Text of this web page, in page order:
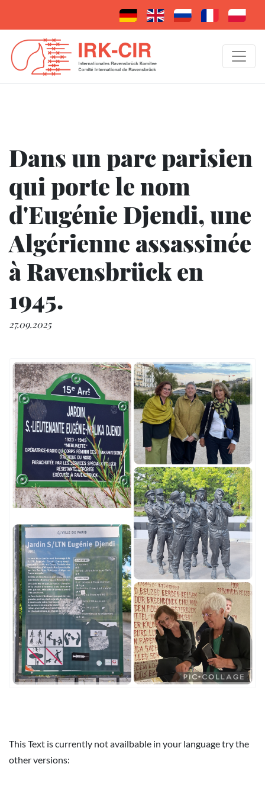
Dans un parc parisien
qui porte le nom
d'Eugénie Djendi, une
Algérienne assassinée
à Ravensbrück en
1945.
27.09.2025
This Text is currently not availbable in your language try the
other versions: